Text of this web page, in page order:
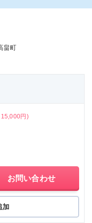
畠町
円)
お問い合わせ
加